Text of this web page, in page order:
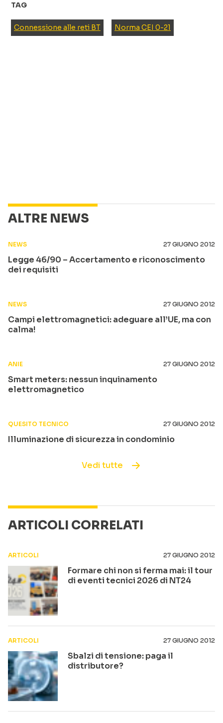
TAG
Connessione alle reti BT Norma CEI 0-21
ALTRE NEWS
NEWS 27 GIUGNO 2012
Legge 46/90 – Accertamento e riconoscimento
dei requisiti
NEWS 27 GIUGNO 2012
Campi elettromagnetici: adeguare all’UE, ma con
calma!
ANIE 27 GIUGNO 2012
Smart meters: nessun inquinamento
elettromagnetico
QUESITO TECNICO 27 GIUGNO 2012
Illuminazione di sicurezza in condominio
Vedi tutte
ARTICOLI CORRELATI
ARTICOLI 27 GIUGNO 2012
Formare chi non si ferma mai: il tour
di eventi tecnici 2026 di NT24
ARTICOLI 27 GIUGNO 2012
Sbalzi di tensione: paga il
distributore?